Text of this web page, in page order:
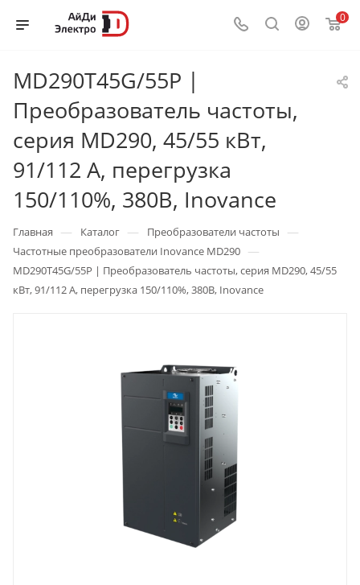
0
MD290T45G/55P |
Преобразователь частоты,
серия MD290, 45/55 кВт,
91/112 А, перегрузка
150/110%, 380B, Inovance
Главная — Каталог — Преобразователи частоты —
Частотные преобразователи Inovance MD290 —
MD290T45G/55P | Преобразователь частоты, серия MD290, 45/55
кВт, 91/112 А, перегрузка 150/110%, 380B, Inovance